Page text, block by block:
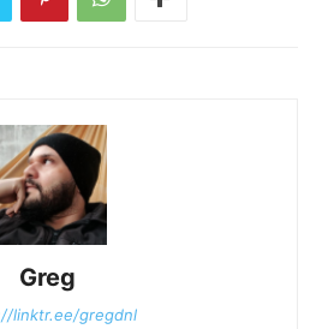
Greg
linktr.ee/gregdnl